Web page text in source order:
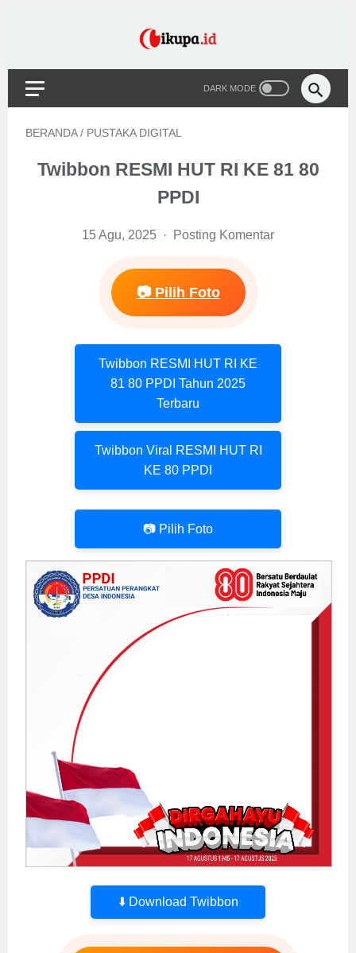
BERANDA / PUSTAKA DIGITAL
Twibbon RESMI HUT RI KE 81 80
PPDI
15 Agu, 2025 Posting Komentar
📷 Pilih Foto
Twibbon RESMI HUT RI KE
81 80 PPDI Tahun 2025
Terbaru
Twibbon Viral RESMI HUT RI
KE 80 PPDI
📷 Pilih Foto
⬇️ Download Twibbon